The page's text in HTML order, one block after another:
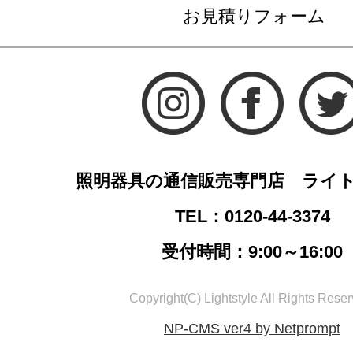
お見積りフォーム
照明器具の通信販売専門店 ライ
TEL：0120-44-3374
受付時間：9:00～16:00
Copyright(C) Lightstyle All Rights
NP-CMS ver4 by Netprompt